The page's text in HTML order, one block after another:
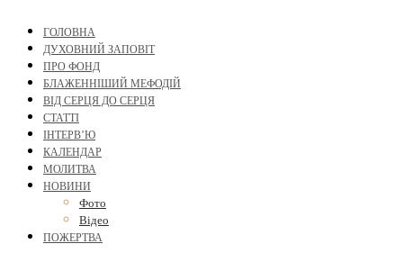
ГОЛОВНА
ДУХОВНИЙ ЗАПОВІТ
ПРО ФОНД
БЛАЖЕННІШИЙ МЕФОДІЙ
ВІД СЕРЦЯ ДО СЕРЦЯ
СТАТТІ
ІНТЕРВ’Ю
КАЛЕНДАР
МОЛИТВА
НОВИНИ
Фото
Відео
ПОЖЕРТВА